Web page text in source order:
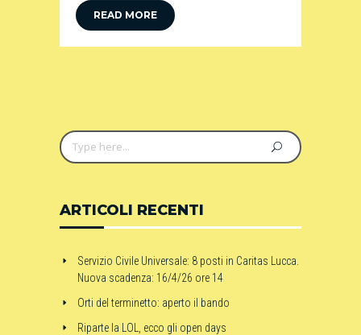
READ MORE
ARTICOLI RECENTI
Servizio Civile Universale: 8 posti in Caritas Lucca.
Nuova scadenza: 16/4/26 ore 14
Orti del terminetto: aperto il bando
Riparte la LOL, ecco gli open days